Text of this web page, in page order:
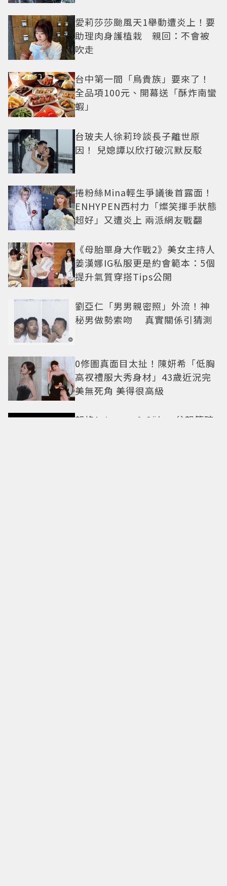
愛莉莎莎颱風天1舉動遭炎上！要
助理肉身護植栽 親回：不會被
吹走
台中第一間「鳥貴族」要來了！
全品項100元、開幕送「酥炸南蠻
蝦」
台玻夫人徐莉玲談長子離世原
因！ 兒媳譚以欣打破沉默反駁
捲粉絲Mina輕生爭議後首露面！
ENHYPEN西村力「燦笑揮手狀態
超好」又遭炎上 兩派網友戰翻
《母胎單身大作戰2》美女主持人
姜漢娜IG私服更是約會範本：5個
提升氣質穿搭Tips公開
劉亞仁「男男親密照」外流！神
秘男做勢索吻 真實關係引猜測
0修圖真面目太扯！陳妍希「低胸
高衩禮服大秀身材」43歲近況完
美無死角 美得很高級
朗格A. Lange & Söhne父親節時